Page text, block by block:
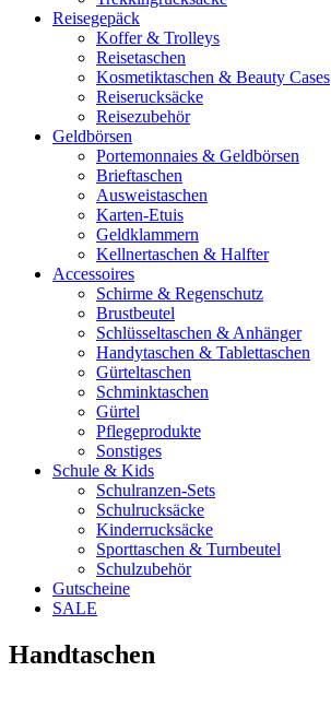
Reisegepäck
Koffer & Trolleys
Reisetaschen
Kosmetiktaschen & Beauty Cases
Reiserucksäcke
Reisezubehör
Geldbörsen
Portemonnaies & Geldbörsen
Brieftaschen
Ausweistaschen
Karten-Etuis
Geldklammern
Kellnertaschen & Halfter
Accessoires
Schirme & Regenschutz
Brustbeutel
Schlüsseltaschen & Anhänger
Handytaschen & Tablettaschen
Gürteltaschen
Schminktaschen
Gürtel
Pflegeprodukte
Sonstiges
Schule & Kids
Schulranzen-Sets
Schulrucksäcke
Kinderrucksäcke
Sporttaschen & Turnbeutel
Schulzubehör
Gutscheine
SALE
Handtaschen